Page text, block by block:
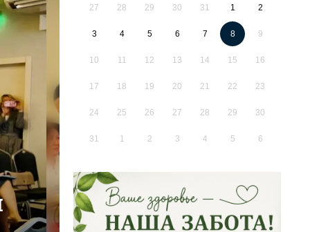
27 28 29 30 31 1 2
3 4 5 6 7 8 9
10 11 12 13 14 15 16
17 18 19 20 21 22 23
24 25 26 27 28 29 30
31 1 2 3 4 5 6